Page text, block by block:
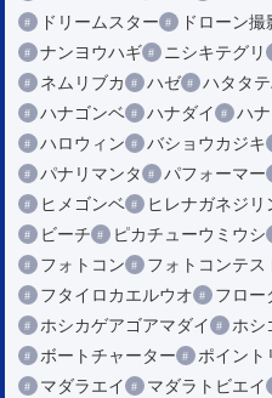
ドリームスター
ドローン撮
ナンヨウハギ
ニシキテグリ
ネムリブカ
ハゼ ハタタ
ハナゴンベ
ハナダイ ハ
ハロウィン
バショウカジキ
パナリマンタ
パフォーマー
ヒメゴンベ
ヒレナガネジリ
ビーチ
ピカチューウミウシ
フォトコン
フォトコンテス
フタイロカエルウオ
フロー
ホシカゲアゴアマダイ
ホシ
ボートチャーター
ポイント
マダラエイ
マダラトビエイ